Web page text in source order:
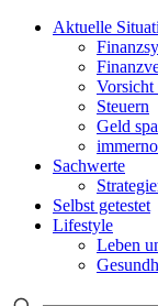
Aktuelle
Steuern
Geld
Sachwerte
Selbst getestet
Lifestyle
Leben